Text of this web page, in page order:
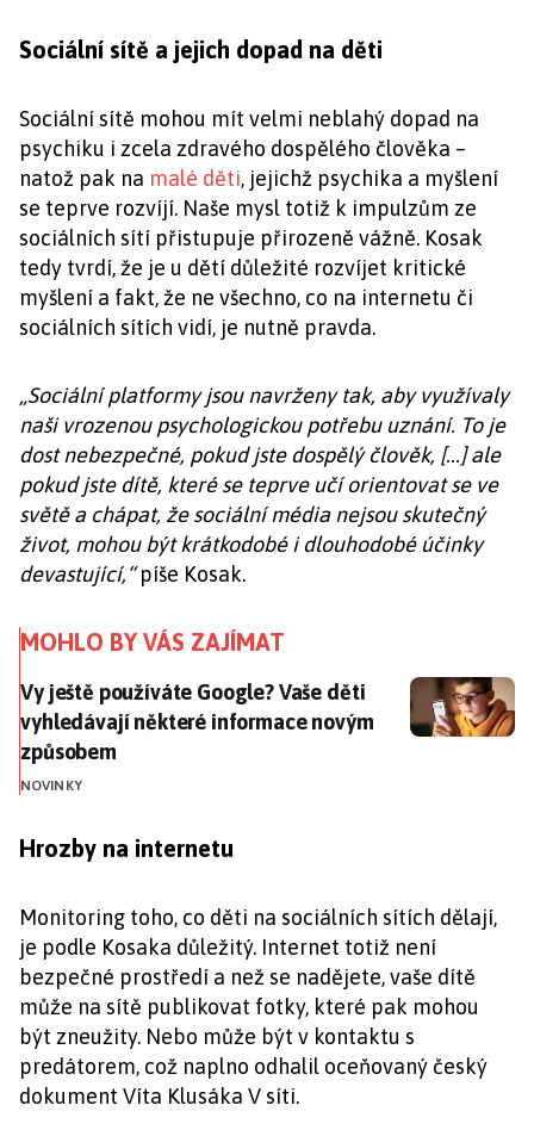
Sociální sítě a jejich dopad na děti
Sociální sítě mohou mít velmi neblahý dopad na
psychiku i zcela zdravého dospělého člověka –
natož pak na malé děti, jejichž psychika a myšlení
se teprve rozvíjí. Naše mysl totiž k impulzům ze
sociálních sítí přistupuje přirozeně vážně. Kosak
tedy tvrdí, že je u dětí důležité rozvíjet kritické
myšlení a fakt, že ne všechno, co na internetu či
sociálních sítích vidí, je nutně pravda.
„Sociální platformy jsou navrženy tak, aby využívaly
naši vrozenou psychologickou potřebu uznání. To je
dost nebezpečné, pokud jste dospělý člověk, [...] ale
pokud jste dítě, které se teprve učí orientovat se ve
světě a chápat, že sociální média nejsou skutečný
život, mohou být krátkodobé i dlouhodobé účinky
devastující,“píše Kosak.
MOHLO BY VÁS ZAJÍMAT
Vy ještě používáte Google? Vaše děti vyhledávají
Vy ještě používáte Google? Vaše děti
vyhledávají některé informace novým
způsobem
NOVINKY
Hrozby na internetu
Monitoring toho, co děti na sociálních sítích dělají,
je podle Kosaka důležitý. Internet totiž není
bezpečné prostředí a než se nadějete, vaše dítě
může na sítě publikovat fotky, které pak mohou
být zneužity. Nebo může být v kontaktu s
predátorem, což naplno odhalil oceňovaný český
dokument Víta Klusáka V síti.